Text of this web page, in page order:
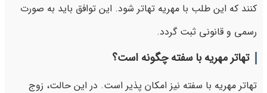
کنند که این طلب با مهریه تهاتر شود. این توافق باید به صورت
رسمی و قانونی ثبت گردد.
تهاتر مهریه با سفته چگونه است؟
تهاتر مهریه با سفته نیز امکان پذیر است. در این حالت، زوج